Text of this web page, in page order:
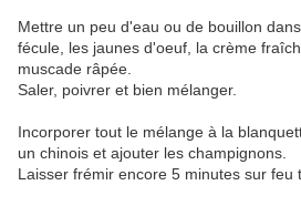
Mettre un peu d'eau ou de bouillon
fécule, les jaunes d'oeuf, la crème
muscade râpée.
Saler, poivrer et bien mélanger.
Incorporer tout le mélange à la
un chinois et ajouter les champignons.
Laisser frémir encore 5 minutes sur feu